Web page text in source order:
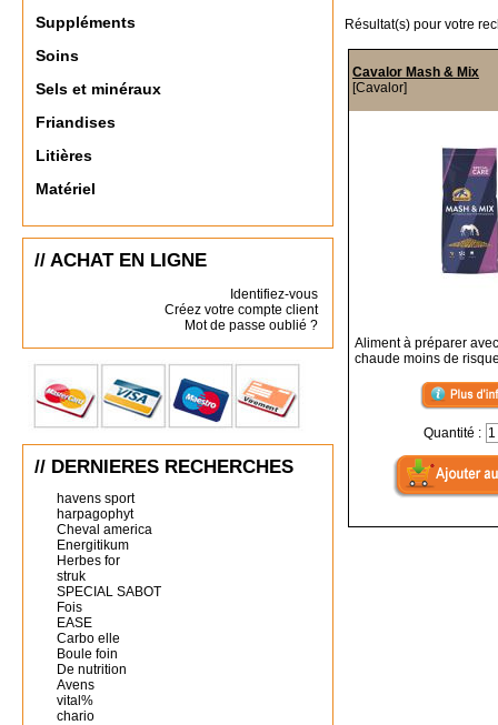
Suppléments
Soins
Sels et minéraux
Friandises
Litières
Matériel
// ACHAT EN LIGNE
Identifiez-vous
Créez votre compte client
Mot de passe oublié ?
// DERNIERES RECHERCHES
havens sport
harpagophyt
Cheval america
Energitikum
Herbes for
struk
SPECIAL SABOT
Fois
EASE
Carbo elle
Boule foin
De nutrition
Avens
vital%
chario
Résultat(s) pour votre
Cavalor Mash & Mix
[Cavalor]
Aliment à préparer
chaude moins de
Quantité :